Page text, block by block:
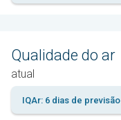
Qualidade do ar
atual
IQAr: 6 dias de previsão